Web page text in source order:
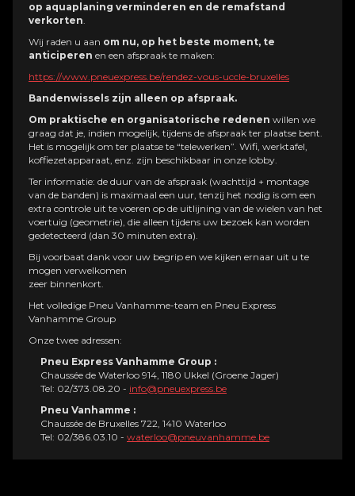
op aquaplaning verminderen en de remafstand
verkorten.
Wij raden u aan om nu, op het beste moment, te
anticiperen en een afspraak te maken:
https://www.pneuexpress.be/rendez-vous-uccle-bruxelles
Bandenwissels zijn alleen op afspraak.
Om praktische en organisatorische redenen willen we
graag dat je, indien mogelijk, tijdens de afspraak ter plaatse bent.
Het is mogelijk om ter plaatse te “telewerken”. Wifi, werktafel,
koffiezetapparaat, enz. zijn beschikbaar in onze lobby.
Ter informatie: de duur van de afspraak (wachttijd + montage
van de banden) is maximaal een uur, tenzij het nodig is om een
extra controle uit te voeren op de uitlijning van de wielen van het
voertuig (geometrie), die alleen tijdens uw bezoek kan worden
gedetecteerd (dan 30 minuten extra).
Bij voorbaat dank voor uw begrip en we kijken ernaar uit u te
mogen verwelkomen
zeer binnenkort.
Het volledige Pneu Vanhamme-team en Pneu Express
Vanhamme Group
Onze twee adressen:
Pneu Express Vanhamme Group :
Chaussée de Waterloo 914, 1180 Ukkel (Groene Jager)
Tel: 02/373.08.20 - info@pneuexpress.be
Pneu Vanhamme :
Chaussée de Bruxelles 722, 1410 Waterloo
Tel: 02/386.03.10 - waterloo@pneuvanhamme.be